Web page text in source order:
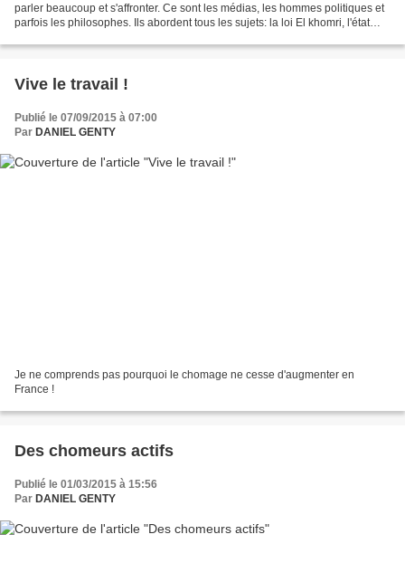
parler beaucoup et s'affronter. Ce sont les médias, les hommes politiques et
parfois les philosophes. Ils abordent tous les sujets: la loi El khomri, l'état
Vive le travail !
Publié le 07/09/2015 à 07:00
Par DANIEL GENTY
Je ne comprends pas pourquoi le chomage ne cesse d'augmenter en
France !
Des chomeurs actifs
Publié le 01/03/2015 à 15:56
Par DANIEL GENTY